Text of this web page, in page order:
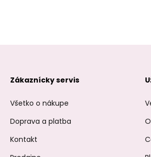
Zákaznícky servis
Všetko o nákupe
Doprava a platba
Kontakt